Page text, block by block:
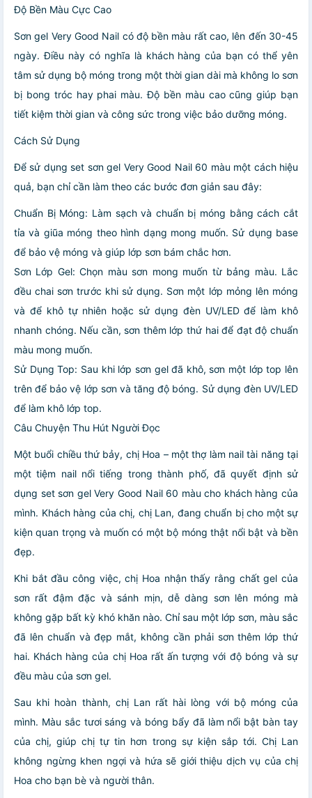
Độ Bền Màu Cực Cao
Sơn gel Very Good Nail có độ bền màu rất cao, lên đến 30-45
ngày. Điều này có nghĩa là khách hàng của bạn có thể yên
tâm sử dụng bộ móng trong một thời gian dài mà không lo sơn
bị bong tróc hay phai màu. Độ bền màu cao cũng giúp bạn
tiết kiệm thời gian và công sức trong việc bảo dưỡng móng.
Cách Sử Dụng
Để sử dụng set sơn gel Very Good Nail 60 màu một cách hiệu
quả, bạn chỉ cần làm theo các bước đơn giản sau đây:
Chuẩn Bị Móng: Làm sạch và chuẩn bị móng bằng cách cắt
tỉa và giũa móng theo hình dạng mong muốn. Sử dụng base
để bảo vệ móng và giúp lớp sơn bám chắc hơn.
Sơn Lớp Gel: Chọn màu sơn mong muốn từ bảng màu. Lắc
đều chai sơn trước khi sử dụng. Sơn một lớp mỏng lên móng
và để khô tự nhiên hoặc sử dụng đèn UV/LED để làm khô
nhanh chóng. Nếu cần, sơn thêm lớp thứ hai để đạt độ chuẩn
màu mong muốn.
Sử Dụng Top: Sau khi lớp sơn gel đã khô, sơn một lớp top lên
trên để bảo vệ lớp sơn và tăng độ bóng. Sử dụng đèn UV/LED
để làm khô lớp top.
Câu Chuyện Thu Hút Người Đọc
Một buổi chiều thứ bảy, chị Hoa – một thợ làm nail tài năng tại
một tiệm nail nổi tiếng trong thành phố, đã quyết định sử
dụng set sơn gel Very Good Nail 60 màu cho khách hàng của
mình. Khách hàng của chị, chị Lan, đang chuẩn bị cho một sự
kiện quan trọng và muốn có một bộ móng thật nổi bật và bền
đẹp.
Khi bắt đầu công việc, chị Hoa nhận thấy rằng chất gel của
sơn rất đậm đặc và sánh mịn, dễ dàng sơn lên móng mà
không gặp bất kỳ khó khăn nào. Chỉ sau một lớp sơn, màu sắc
đã lên chuẩn và đẹp mắt, không cần phải sơn thêm lớp thứ
hai. Khách hàng của chị Hoa rất ấn tượng với độ bóng và sự
đều màu của sơn gel.
Sau khi hoàn thành, chị Lan rất hài lòng với bộ móng của
mình. Màu sắc tươi sáng và bóng bẩy đã làm nổi bật bàn tay
của chị, giúp chị tự tin hơn trong sự kiện sắp tới. Chị Lan
không ngừng khen ngợi và hứa sẽ giới thiệu dịch vụ của chị
Hoa cho bạn bè và người thân.